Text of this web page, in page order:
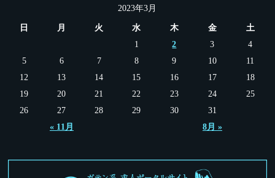
2023年3月
日 月 火 水 木 金 土
« 11月 8月 »
1 2 3
4
5
6 7 8 9 10
11
12
13 14 15 16 17
18
19
20 21 22 23 24
25
26
27 28 29 30 31